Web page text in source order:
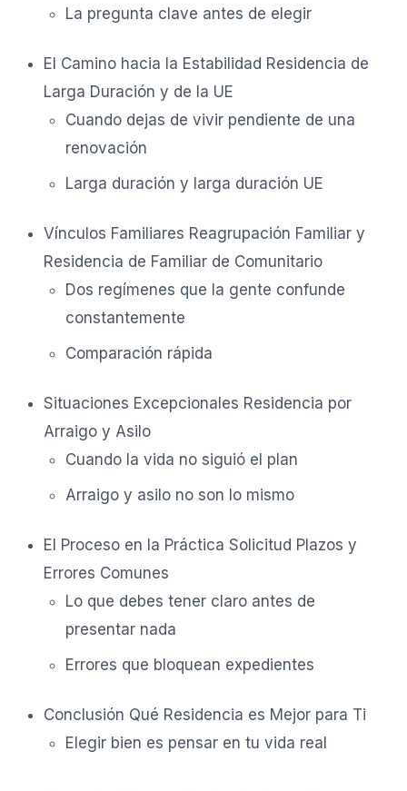
La pregunta clave antes de elegir
El Camino hacia la Estabilidad Residencia de
Larga Duración y de la UE
Cuando dejas de vivir pendiente de una
renovación
Larga duración y larga duración UE
Vínculos Familiares Reagrupación Familiar y
Residencia de Familiar de Comunitario
Dos regímenes que la gente confunde
constantemente
Comparación rápida
Situaciones Excepcionales Residencia por
Arraigo y Asilo
Cuando la vida no siguió el plan
Arraigo y asilo no son lo mismo
El Proceso en la Práctica Solicitud Plazos y
Errores Comunes
Lo que debes tener claro antes de
presentar nada
Errores que bloquean expedientes
Conclusión Qué Residencia es Mejor para Ti
Elegir bien es pensar en tu vida real